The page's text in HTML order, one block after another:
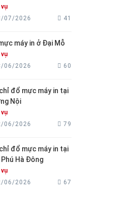
vụ
07/2026
41
máy in ở Đại Mỗ
vụ
06/2026
60
đổ mực máy in tại
Nội
vụ
06/2026
79
đổ mực máy in tại
Phú Hà Đông
vụ
06/2026
67